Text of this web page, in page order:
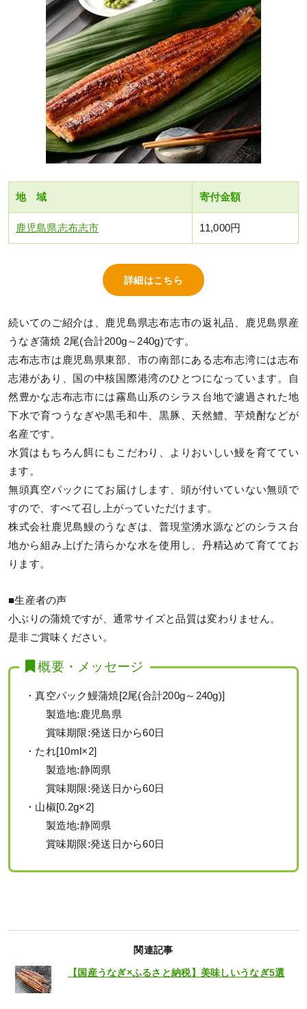
地 域 寄付金額
鹿児島県志布志市 11,000円
詳細はこちら
続いてのご紹介は、鹿児島県志布志市の返礼品、鹿児島県産
うなぎ蒲焼 2尾(合計200g～240g)です。
志布志市は鹿児島県東部、市の南部にある志布志湾には志布
志港があり、国の中核国際港湾のひとつになっています。自
然豊かな志布志市には霧島山系のシラス台地で濾過された地
下水で育つうなぎや黒毛和牛、黒豚、天然鱧、芋焼酎などが
名産です。
水質はもちろん餌にもこだわり、よりおいしい鰻を育ててい
ます。
無頭真空パックにてお届けします、頭が付いていない無頭で
すので、すべて召し上がっていただけます。
株式会社鹿児島鰻のうなぎは、普現堂湧水源などのシラス台
地から組み上げた清らかな水を使用し、丹精込めて育ててお
ります。
■生産者の声
小ぶりの蒲焼ですが、通常サイズと品質は変わりません。
是非ご賞味ください。
概要・メッセージ
・真空パック鰻蒲焼[2尾(合計200g～240g)]
製造地:鹿児島県
賞味期限:発送日から60日
・たれ[10ml×2]
製造地:静岡県
賞味期限:発送日から60日
・山椒[0.2g×2]
製造地:静岡県
賞味期限:発送日から60日
関連記事
【国産うなぎ×ふるさと納税】美味しいうなぎ5選